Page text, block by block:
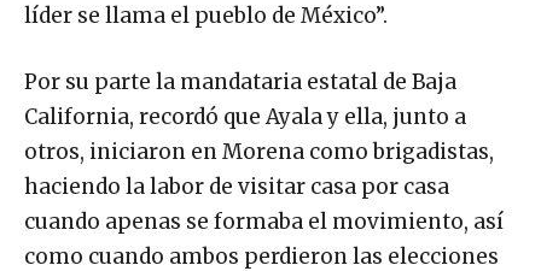
líder se llama el pueblo de México”.
Por su parte la mandataria estatal de Baja
California, recordó que Ayala y ella, junto a
otros, iniciaron en Morena como brigadistas,
haciendo la labor de visitar casa por casa
cuando apenas se formaba el movimiento, así
como cuando ambos perdieron las elecciones